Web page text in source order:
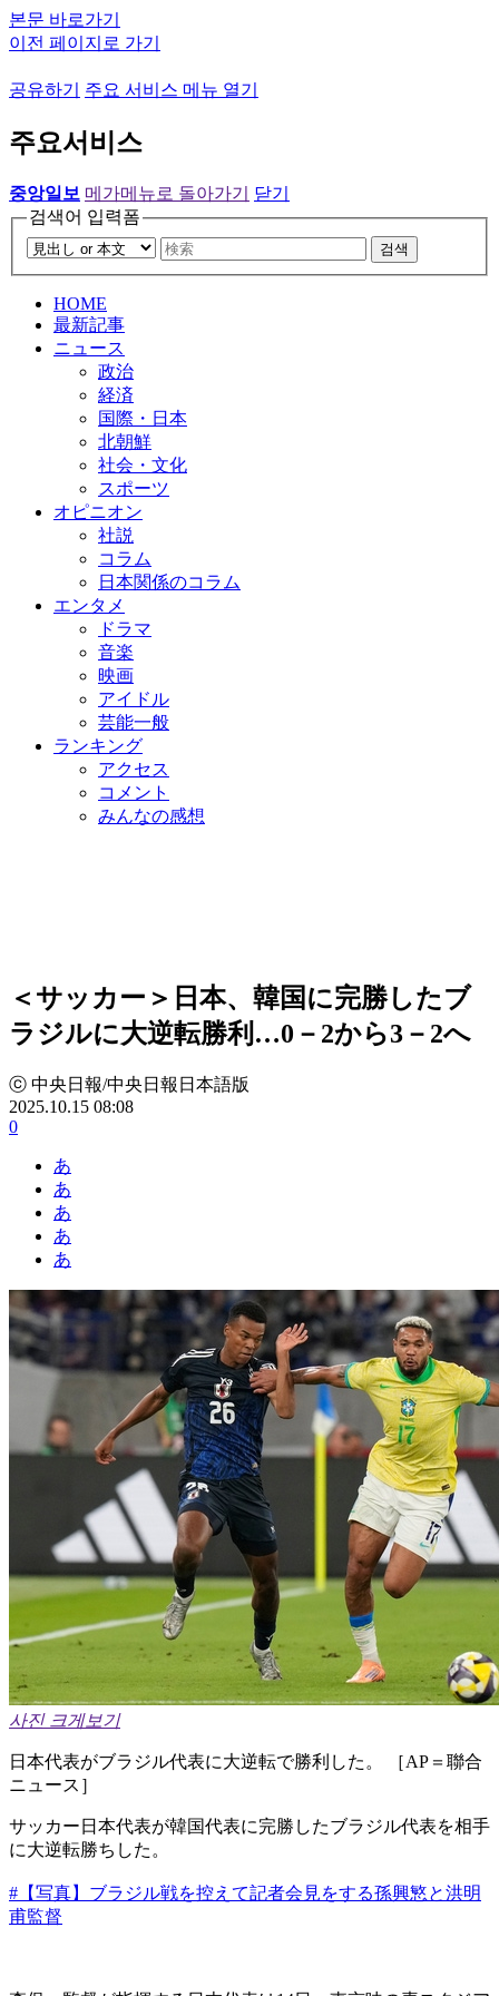
본문 바로가기
이전 페이지로 가기
공유하기 주요 서비스 메뉴 열기
주요서비스
중앙일보 메가메뉴로 돌아가기
닫기
검색어 입력폼
검색
HOME
最新記事
ニュース
政治
経済
国際・日本
北朝鮮
社会・文化
スポーツ
オピニオン
社説
コラム
日本関係のコラム
エンタメ
ドラマ
音楽
映画
アイドル
芸能一般
ランキング
アクセス
コメント
みんなの感想
＜サッカー＞日本、韓国に完勝したブ
ラジルに大逆転勝利…0－2から3－2へ
ⓒ 中央日報/中央日報日本語版
2025.10.15 08:08
0
あ
あ
あ
あ
あ
사진 크게보기
日本代表がブラジル代表に大逆転で勝利した。 ［AP＝聯合
ニュース］
サッカー日本代表が韓国代表に完勝したブラジル代表を相手
に大逆転勝ちした。
#【写真】ブラジル戦を控えて記者会見をする孫興慜と洪明
甫監督